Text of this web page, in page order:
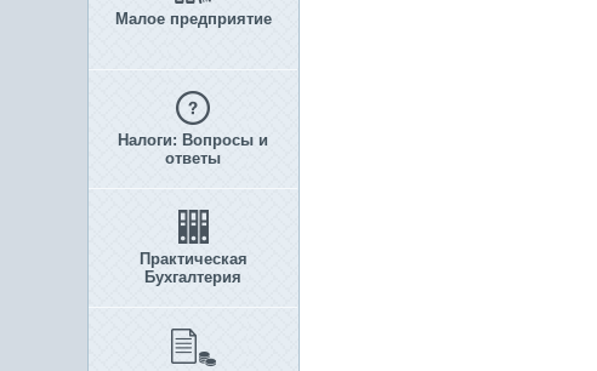
Малое предприятие
Налоги: Вопросы и
ответы
Практическая
Бухгалтерия